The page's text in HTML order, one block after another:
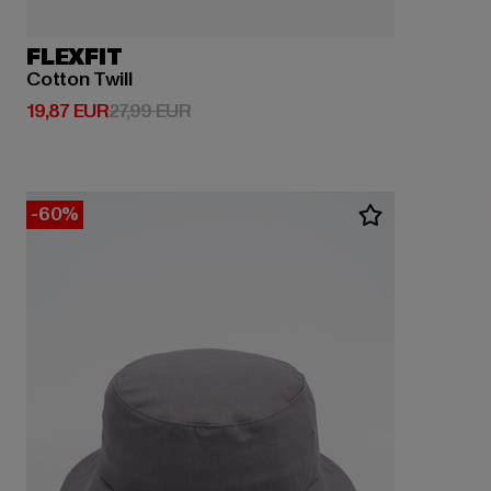
FLEXFIT
Cotton Twill
19,87 EUR
Derzeitiger Preis: 19,87 EUR
27,99 EURAktionspreis: 27,99 EUR
-60%